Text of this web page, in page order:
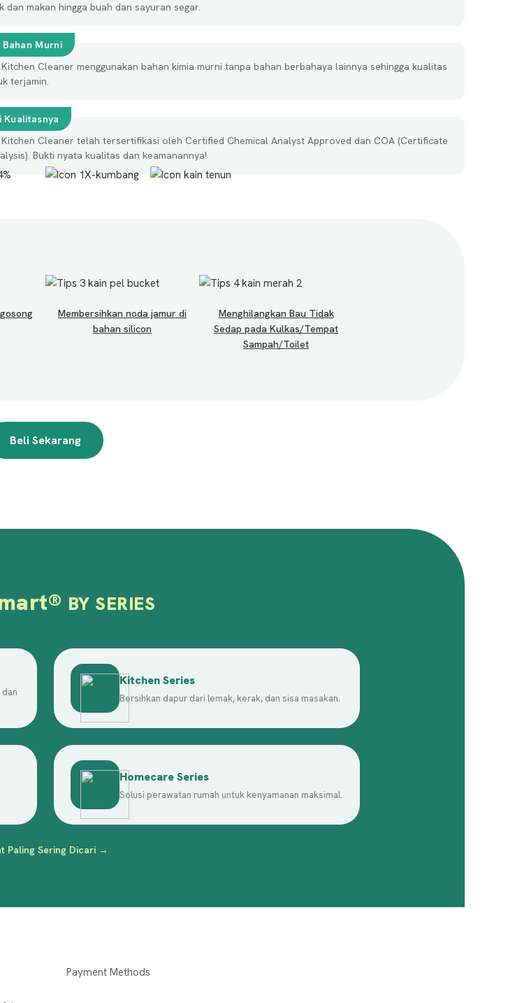
dan makan hingga buah dan sayuran segar.
Bahan Murni
Cleaner menggunakan bahan kimia murni tanpa bahan berbahaya lainnya sehingga kualitas
terjamin.
Kualitasnya
Cleaner telah tersertifikasi oleh Certified Chemical Analyst Approved dan COA (Certificate
Bukti nyata kualitas dan keamanannya!
Membersihkan noda jamur di
bahan silicon
Menghilangkan Bau Tidak
Sedap pada Kulkas/Tempat
Sampah/Toilet
Beli Sekarang
® BY SERIES
Kitchen Series
Bersihkan dapur dari lemak, kerak, dan sisa masakan.
Homecare Series
Solusi perawatan rumah untuk kenyamanan maksimal.
Paling Sering Dicari →
Payment Methods